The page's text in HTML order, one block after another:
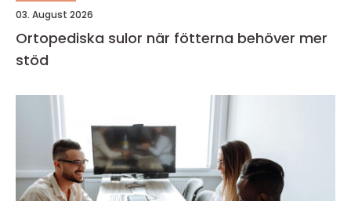
03. August 2026
Ortopediska sulor när fötterna behöver mer
stöd